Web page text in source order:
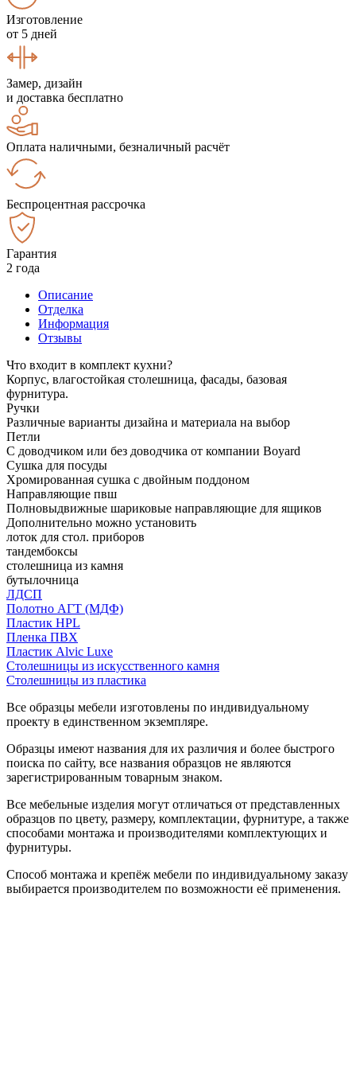
Изготовление
от 5 дней
Замер, дизайн
и доставка бесплатно
Оплата наличными, безналичный расчёт
Беспроцентная рассрочка
Гарантия
2 года
Описание
Отделка
Информация
Отзывы
Что входит в комплект кухни?
Корпус, влагостойкая столешница, фасады, базовая
фурнитура.
Ручки
Различные варианты дизайна и материала на выбор
Петли
С доводчиком или без доводчика от компании Boyard
Сушка для посуды
Хромированная сушка с двойным поддоном
Направляющие пвш
Полновыдвижные шариковые направляющие для ящиков
Дополнительно можно установить
лоток для стол. приборов
тандембоксы
столешница из камня
бутылочница
ЛДСП
Полотно АГТ (МДФ)
Пластик HPL
Пленка ПВХ
Пластик Alvic Luxe
Столешницы из искусственного камня
Столешницы из пластика
Все образцы мебели изготовлены по индивидуальному
проекту в единственном экземпляре.
Образцы имеют названия для их различия и более быстрого
поиска по сайту, все названия образцов не являются
зарегистрированным товарным знаком.
Все мебельные изделия могут отличаться от представленных
образцов по цвету, размеру, комплектации, фурнитуре, а также
способами монтажа и производителями комплектующих и
фурнитуры.
Способ монтажа и крепёж мебели по индивидуальному заказу
выбирается производителем по возможности её применения.